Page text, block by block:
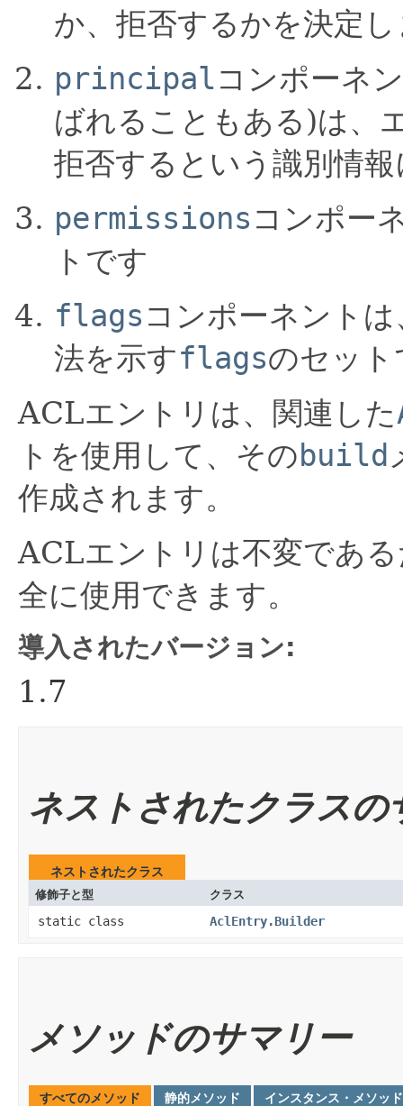
か、拒否するかを決定
principalコンポーネ
ばれることもある)は、
拒否するという識別情
permissions コンポー
トです
flags コンポーネント
法を示すflagsのセット
ACLエントリは、関連した
トを使用して、そのbuild
作成されます。
ACLエントリは不変であ
全に使用できます。
導入されたバージョン:
1.7
ネストされたクラスの
ネストされたクラス
修飾子と型 クラス
static class AclEntry.Builder
メソッドのサマリー
すべてのメソッド 静的メソッド インスタンス・メソッド